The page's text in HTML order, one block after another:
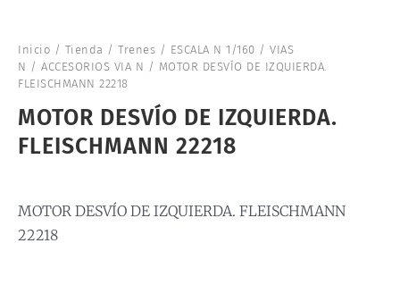
Inicio / Tienda / Trenes / ESCALA N 1/160 / VIAS
N / ACCESORIOS VIA N / MOTOR DESVÍO DE IZQUIERDA.
FLEISCHMANN 22218
MOTOR DESVÍO DE IZQUIERDA.
FLEISCHMANN 22218
MOTOR DESVÍO DE IZQUIERDA. FLEISCHMANN
22218